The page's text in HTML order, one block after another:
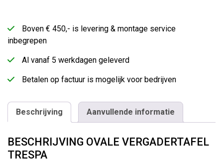
Boven € 450,- is levering & montage service
inbegrepen
Al vanaf 5 werkdagen geleverd
Betalen op factuur is mogelijk voor bedrijven
Beschrijving Aanvullende informatie
BESCHRIJVING OVALE VERGADERTAFEL
TRESPA